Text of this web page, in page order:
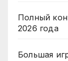
Полный
2026 года
Большая